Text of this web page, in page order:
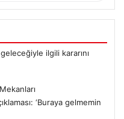
ilgili kararını
‘Buraya gelmemin